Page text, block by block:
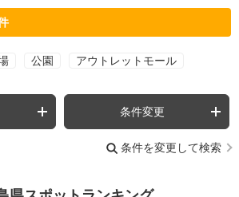
公園 アウトレットモール
条件変更
条件を変更して検索